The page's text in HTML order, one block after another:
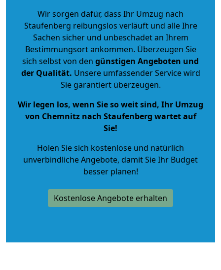
Wir sorgen dafür, dass Ihr Umzug nach
Staufenberg reibungslos verläuft und alle Ihre
Sachen sicher und unbeschadet an Ihrem
Bestimmungsort ankommen. Überzeugen Sie
sich selbst von den günstigen Angeboten und
der Qualität. Unsere umfassender Service wird
Sie garantiert überzeugen.
Wir legen los, wenn Sie so weit sind, Ihr Umzug
von Chemnitz nach Staufenberg wartet auf
Sie!
Holen Sie sich kostenlose und natürlich
unverbindliche Angebote, damit Sie Ihr Budget
besser planen!
Kostenlose Angebote erhalten